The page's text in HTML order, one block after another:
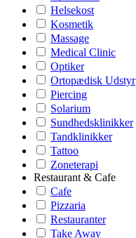
Helsekost
Kosmetik
Massage
Medical Clinic
Optiker
Ortopædisk Udstyr
Piercing
Solarium
Sundhedsklinikker
Tandklinikker
Tattoo
Zoneterapi
Restaurant & Cafe
Cafe
Pizzaria
Restauranter
Take Away